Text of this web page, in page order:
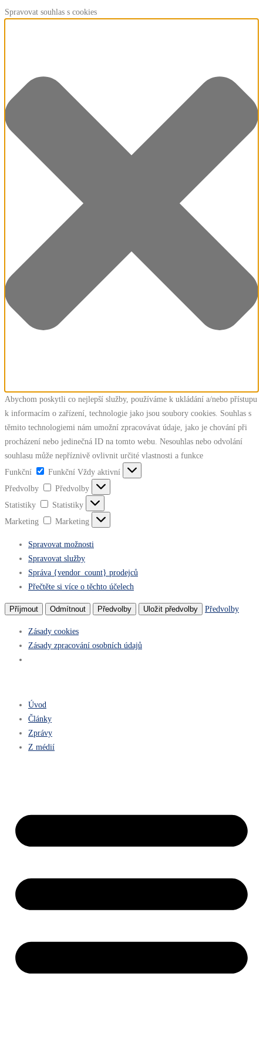
Spravovat souhlas s cookies
Abychom poskytli co nejlepší služby, používáme k ukládání a/nebo přístupu
k informacím o zařízení, technologie jako jsou soubory cookies. Souhlas s
těmito technologiemi nám umožní zpracovávat údaje, jako je chování při
procházení nebo jedinečná ID na tomto webu. Nesouhlas nebo odvolání
souhlasu může nepříznivě ovlivnit určité vlastnosti a funkce
Funkční
Funkční Vždy aktivní
Předvolby
Předvolby
Statistiky
Statistiky
Marketing
Marketing
Spravovat možnosti
Spravovat služby
Správa {vendor_count} prodejců
Přečtěte si více o těchto účelech
Příjmout Odmítnout Předvolby Uložit předvolby Předvolby
Zásady cookies
Zásady zpracování osobních údajů
Úvod
Články
Zprávy
Z médií